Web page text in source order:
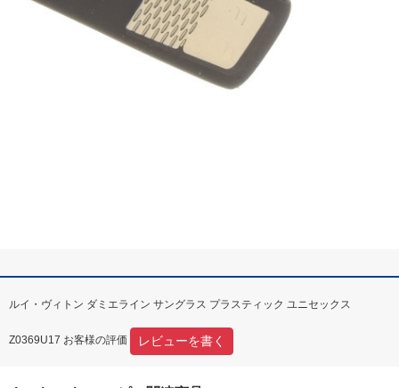
ルイ・ヴィトン ダミエライン サングラス プラスティック ユニセックス
Z0369U17 お客様の評価 レビューを書く